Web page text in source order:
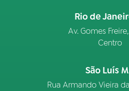
Rio de
Av. Gomes
Centro
São Luís
Rua Armando Vieira